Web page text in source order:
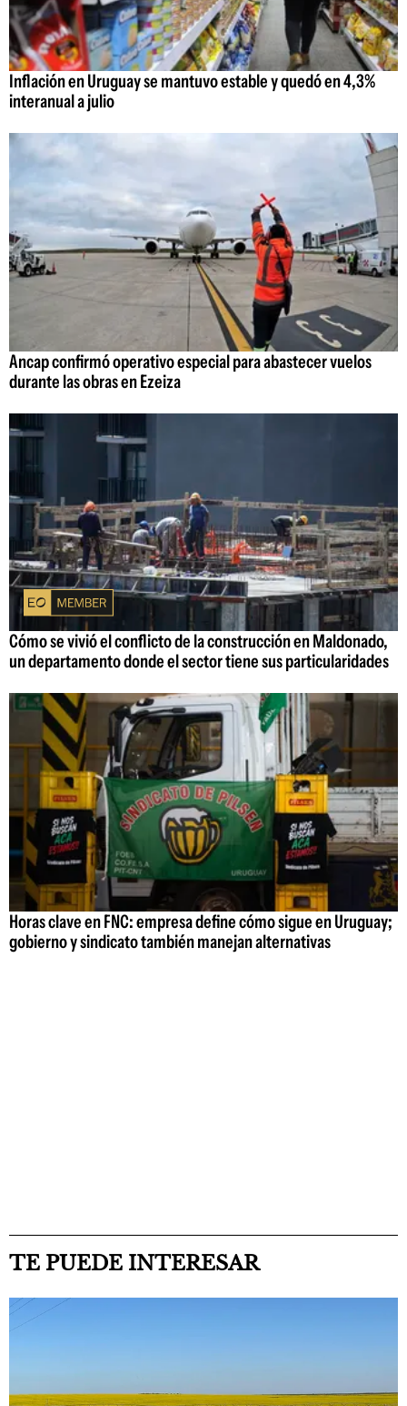
Inflación en Uruguay se mantuvo estable y quedó en 4,3%
interanual a julio
Ancap confirmó operativo especial para abastecer vuelos
durante las obras en Ezeiza
Cómo se vivió el conflicto de la construcción en Maldonado,
un departamento donde el sector tiene sus particularidades
Horas clave en FNC: empresa define cómo sigue en Uruguay;
gobierno y sindicato también manejan alternativas
TE PUEDE INTERESAR